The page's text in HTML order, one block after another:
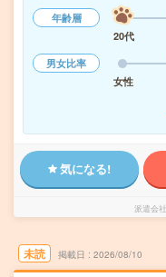
年齢層
20代
男女比率
女性
気になる!
派遣会社
未読 掲載日 2026/08/10